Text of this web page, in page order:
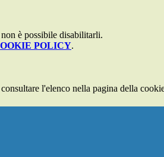
è possibile disabilitarli.
POLICY.
l'elenco nella pagina della